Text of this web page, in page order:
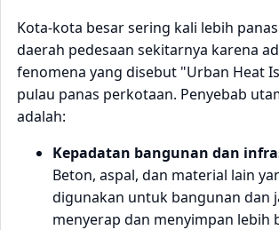
Kota-kota besar sering kali lebih
daerah pedesaan sekitarnya karena
fenomena yang disebut "Urban Heat
pulau panas perkotaan. Penyebab
adalah:
Kepadatan bangunan dan
Beton, aspal, dan material lain
digunakan untuk bangunan dan
menyerap dan menyimpan lebih